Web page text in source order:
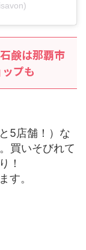
鹸は那覇市
プも
5店舗！）な
買いそびれて
！
す。